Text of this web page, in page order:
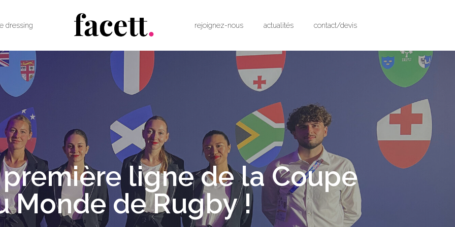
le dressing rejoignez-nous actualités contact/devis
ligne de la Coupe
Monde de Rugby !